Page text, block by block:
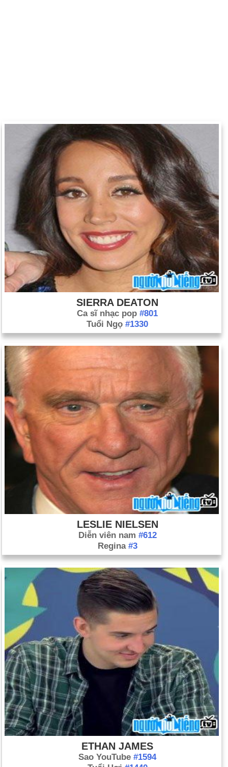
SIERRA DEATON
Ca sĩ nhạc pop #801
Tuổi Ngọ #1330
LESLIE NIELSEN
Diễn viên nam #612
Regina #3
ETHAN JAMES
Sao YouTube #1594